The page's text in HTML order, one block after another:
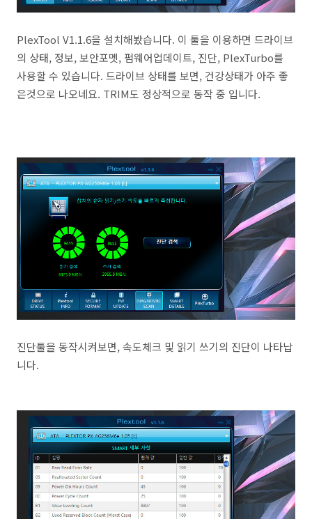
PlexTool V1.1.6을 설치해봤습니다. 이 툴을 이용하면 드라이브
의 상태, 정보, 보안포멧, 펌웨어업데이트, 진단, PlexTurbo를
사용할 수 있습니다. 드라이브 상태를 보면, 건강상태가 아주 좋
은것으로 나오네요. TRIM도 정상적으로 동작 중 입니다.
진단툴을 동작시켜보면, 속도체크 및 읽기 쓰기의 진단이 나타납
니다.